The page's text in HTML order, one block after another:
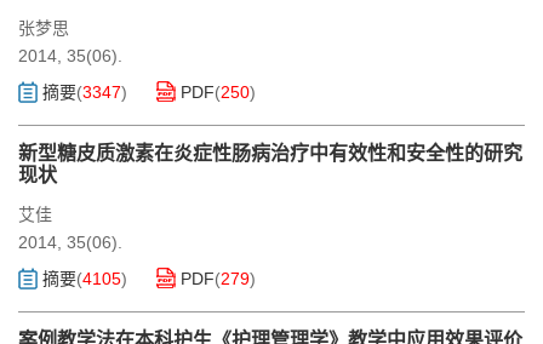
张梦思
2014, 35(06).
摘要(3347) PDF(250)
新型糖皮质激素在炎症性肠病治疗中有效性和安全性的研究
现状
艾佳
2014, 35(06).
摘要(4105) PDF(279)
案例教学法在本科护生《护理管理学》教学中应用效果评价